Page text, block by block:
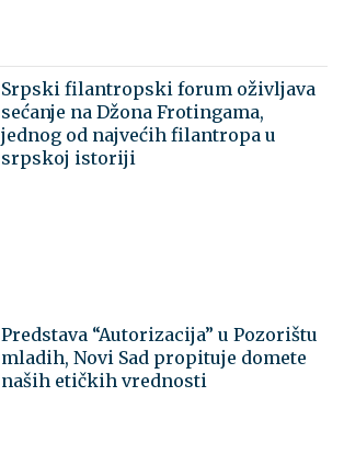
Srpski filantropski forum oživljava
sećanje na Džona Frotingama,
jednog od najvećih filantropa u
srpskoj istoriji
Predstava “Autorizacija” u Pozorištu
mladih, Novi Sad propituje domete
naših etičkih vrednosti